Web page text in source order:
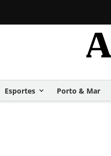
Esportes Porto & Mar